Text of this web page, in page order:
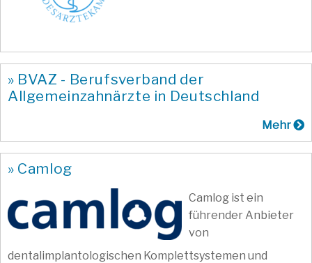
» BVAZ - Berufsverband der
Allgemeinzahnärzte in Deutschland
Mehr
» Camlog
Camlog ist ein
führender Anbieter
von
dentalimplantologischen Komplettsystemen und